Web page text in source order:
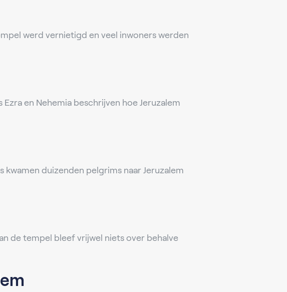
werd vernietigd en veel inwoners werden
en Nehemia beschrijven hoe Jeruzalem
kwamen duizenden pelgrims naar Jeruzalem
de tempel bleef vrijwel niets over behalve